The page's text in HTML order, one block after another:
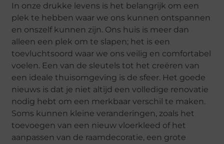
In onze drukke levens is het belangrijk om een
plek te hebben waar we ons kunnen ontspannen
en onszelf kunnen zijn. Ons huis is meer dan
alleen een plek om te slapen; het is een
toevluchtsoord waar we ons veilig en comfortabel
voelen. Een van de sleutels tot het creëren van
een ideale thuisomgeving is de sfeer. Het goede
nieuws is dat je niet altijd een volledige renovatie
nodig hebt om een merkbaar verschil te maken.
Soms kunnen kleine veranderingen, zoals het
toevoegen van een nieuw vloerkleed of het
aanpassen van de raamdecoratie, een grote